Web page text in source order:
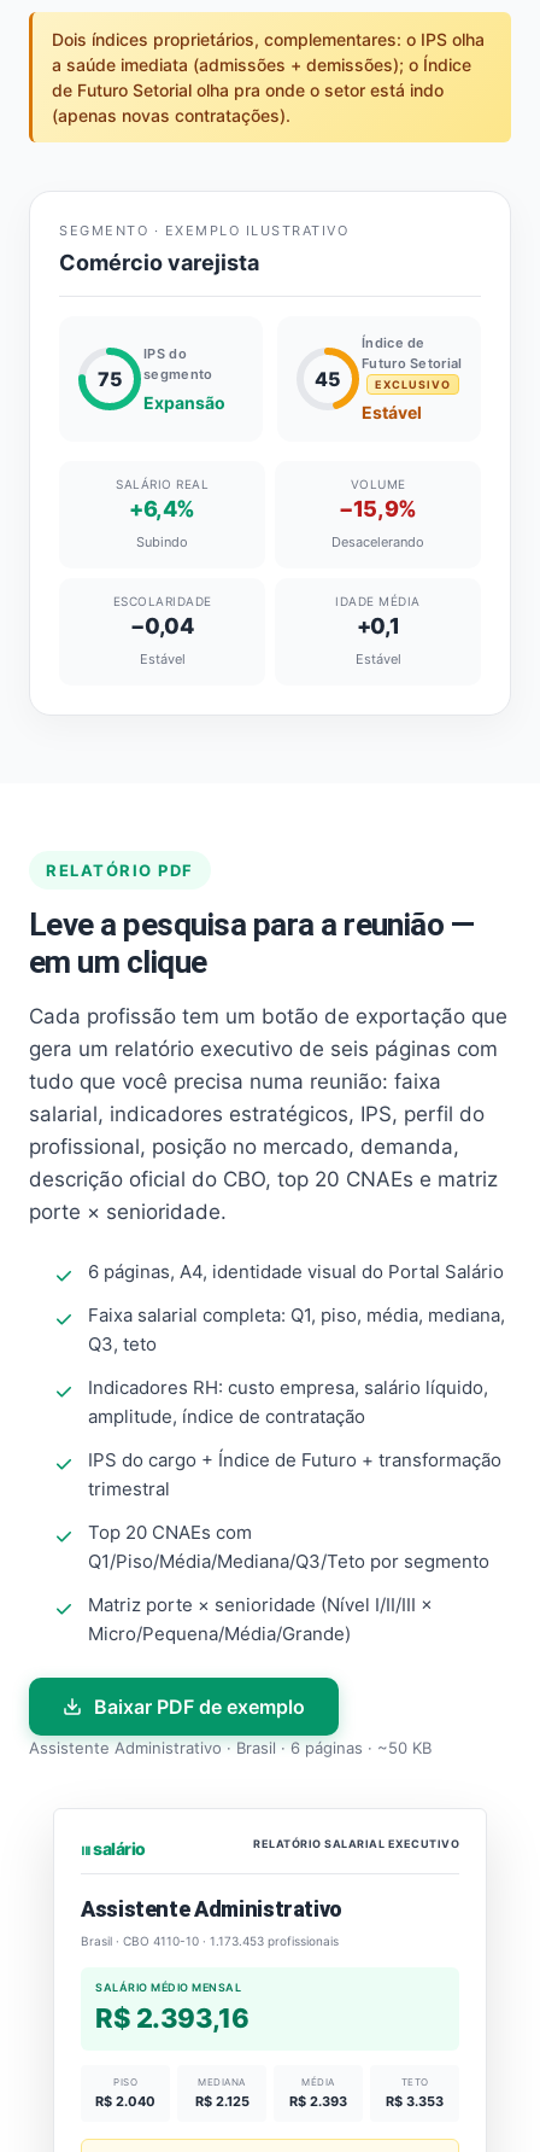
Dois índices proprietários, complementares: o IPS olha
a saúde imediata (admissões + demissões); o Índice
de Futuro Setorial olha pra onde o setor está indo
(apenas novas contratações).
SEGMENTO · EXEMPLO ILUSTRATIVO
Comércio varejista
75
IPS do
segmento
Expansão
45
Índice de
Futuro Setorial
EXCLUSIVO
Estável
SALÁRIO REAL
+6,4%
Subindo
VOLUME
−15,9%
Desacelerando
ESCOLARIDADE
−0,04
Estável
IDADE MÉDIA
+0,1
Estável
RELATÓRIO PDF
Leve a pesquisa para a reunião —
em um clique
Cada profissão tem um botão de exportação que
gera um relatório executivo de seis páginas com
tudo que você precisa numa reunião: faixa
salarial, indicadores estratégicos, IPS, perfil do
profissional, posição no mercado, demanda,
descrição oficial do CBO, top 20 CNAEs e matriz
porte × senioridade.
6 páginas, A4, identidade visual do Portal Salário
Faixa salarial completa: Q1, piso, média, mediana,
Q3, teto
Indicadores RH: custo empresa, salário líquido,
amplitude, índice de contratação
IPS do cargo + Índice de Futuro + transformação
trimestral
Top 20 CNAEs com
Q1/Piso/Média/Mediana/Q3/Teto por segmento
Matriz porte × senioridade (Nível I/II/III ×
Micro/Pequena/Média/Grande)
Baixar PDF de exemplo
Assistente Administrativo · Brasil · 6 páginas · ~50 KB
⏐⏐⏐ salário RELATÓRIO SALARIAL EXECUTIVO
Assistente Administrativo
Brasil · CBO 4110-10 · 1.173.453 profissionais
SALÁRIO MÉDIO MENSAL
R$ 2.393,16
PISO
R$ 2.040
MEDIANA
R$ 2.125
MÉDIA
R$ 2.393
TETO
R$ 3.353